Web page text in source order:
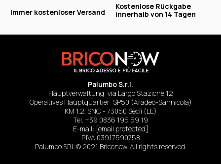
Immer kostenloser Versand
Kostenlose Rückgabe
innerhalb von 14 Tagen
Palumbo S.r.l.
Hauptverwaltung: via Largo Stazione 12
Operatives Hauptquartier: SP50 (Aradeo-Sannicola)
KM 1.2, SNC - 73050 Seclì (LE)
Tel. +39 0836 195 59 19
E-mail: [email protected]
P.IVA 03917590758
Palumbo SRL © 2021 Briconow. All rights reserved.